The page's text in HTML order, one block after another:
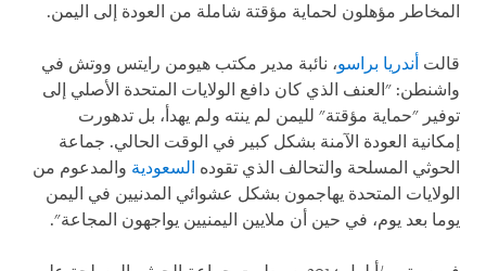
المخاطر مؤهلون لحماية مؤقتة شاملة من العودة إلى اليمن.
قالت أندريا براسو، نائبة مدير مكتب هيومن رايتس ووتش في
واشنطن: "العنف الذي كان دافع الولايات المتحدة الأصلي إلى
توفير "حماية مؤقتة" لليمن لم ينته ولم يهدأ، بل تدهورت
إمكانية العودة الآمنة بشكل كبير في الوقت الحالي. جماعة
الحوثي المسلحة والتحالف الذي تقوده السعودية والمدعوم من
الولايات المتحدة يهاجمون بشكل عشوائي المدنيين في اليمن
يوما بعد يوم، في حين أن ملايين اليمنيين يواجهون المجاعة".